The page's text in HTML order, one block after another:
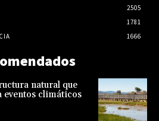
2505
1781
1666
natural que
eventos climáticos